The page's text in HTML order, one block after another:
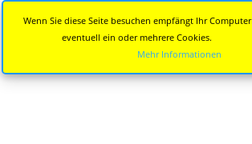
Wenn Sie diese Seite besuchen empfängt Ihr Computer
eventuell ein oder mehrere Cookies.
Mehr Informationen